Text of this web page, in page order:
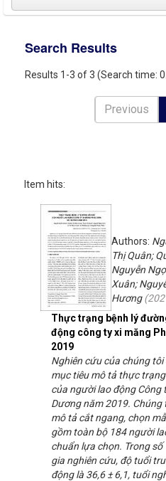
Search Results
Results 1-3 of 3 (Search time:
Previous
Item hits:
Thực trạng bệnh lý
động công ty xi măng
2019
Authors:
Thị Quân;
Nguyễn
Xuân;
Hương(
Nghiên cứu của chúng
mục tiêu mô tả thực
của người lao động Công
Dương năm 2019.
mô tả cắt ngang, chọn
gồm toàn bộ 184 người
chuẩn lựa chọn. Trong
gia nghiên cứu, độ tuổi
động là 36,6 ± 6,1, tuổi